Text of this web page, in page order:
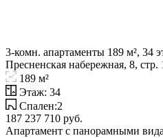
3-комн. апартаменты 189 м², 34
Пресненская набережная, 8, стр.
189 м²
Этаж: 34
Спален:2
187 237 710 руб.
Апартамент с панорамными